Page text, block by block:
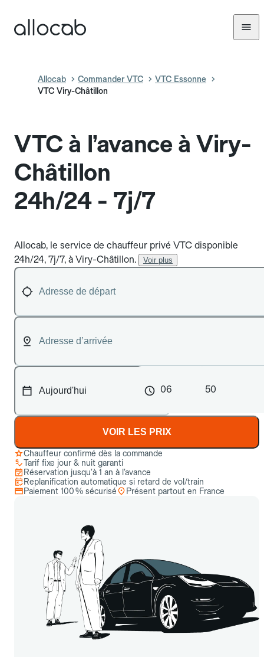
Allocab Commander VTC
VTC Essonne
VTC Viry-Châtillon
VTC à l’avance à Viry-
Châtillon
24h/24 - 7j/7
Allocab, le service de chauffeur privé VTC disponible
24h/24, 7j/7, à Viry-Châtillon.
Voir plus
06 50
VOIR LES PRIX
Chauffeur confirmé dès la commande
Tarif fixe jour & nuit garanti
Réservation jusqu’à 1 an à l’avance
Replanification automatique si retard de vol/train
Paiement 100 % sécurisé
Présent partout en France